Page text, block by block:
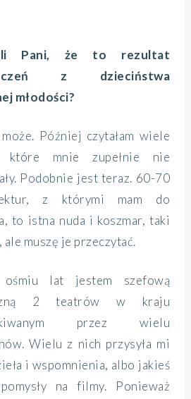
Pani, że to rezultat
z dzieciństwa
młodości?
może. Później czytałam wiele
które mnie zupełnie nie
Podobnie jest teraz. 60-70
z którymi mam do
to istna nuda i koszmar, taki
ale muszę je przeczytać.
lat jestem szefową
2 teatrów w kraju
przez wielu
Wielu z nich przysyła mi
i wspomnienia, albo jakieś
na filmy. Ponieważ